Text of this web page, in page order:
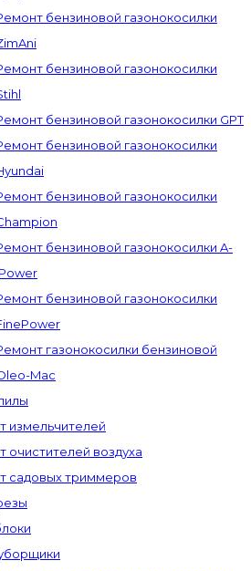
бензиновой газонокосилки
бензиновой газонокосилки
бензиновой газонокосилки GPT
бензиновой газонокосилки
бензиновой газонокосилки
бензиновой газонокосилки A-
бензиновой газонокосилки
газонокосилки бензиновой
Mac
измельчителей
очистителей воздуха
садовых триммеров